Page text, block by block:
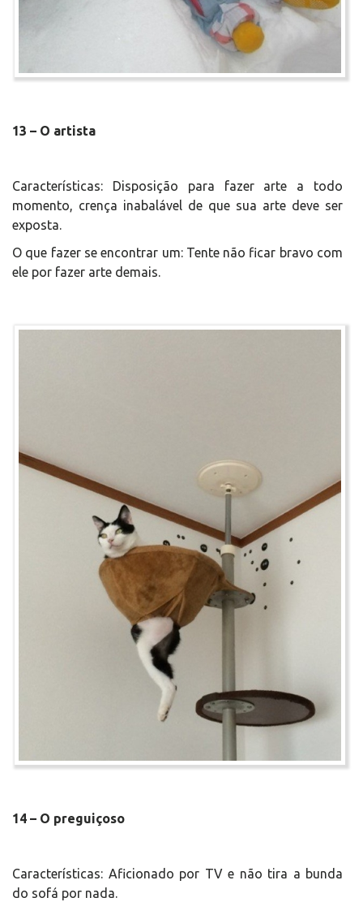
13 – O artista
Características: Disposição para fazer arte a todo
momento, crença inabalável de que sua arte deve ser
exposta.
O que fazer se encontrar um: Tente não ficar bravo com
ele por fazer arte demais.
14 – O preguiçoso
Características: Aficionado por TV e não tira a bunda
do sofá por nada.